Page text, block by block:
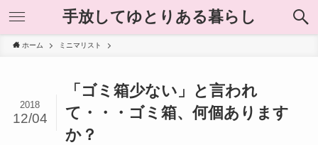
手放してゆとりある暮らし
ホーム ミニマリスト
「ゴミ箱少ない」と言われ
て・・・ゴミ箱、何個あります
か？
2018
12/04